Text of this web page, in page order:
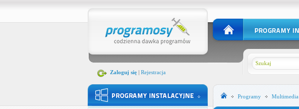
Zaloguj się| Rejestracja
Programy Multimedia